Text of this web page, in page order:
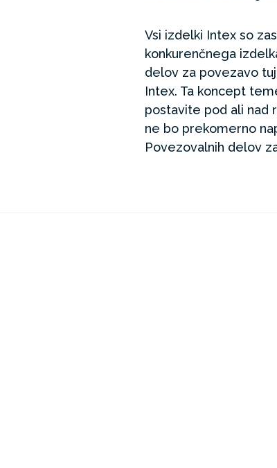
Vsi izdelki Intex so
konkurenčnega
delov za povezavo
Intex. Ta koncept
postavite pod ali nad
ne bo prekomerno
Povezovalnih delov